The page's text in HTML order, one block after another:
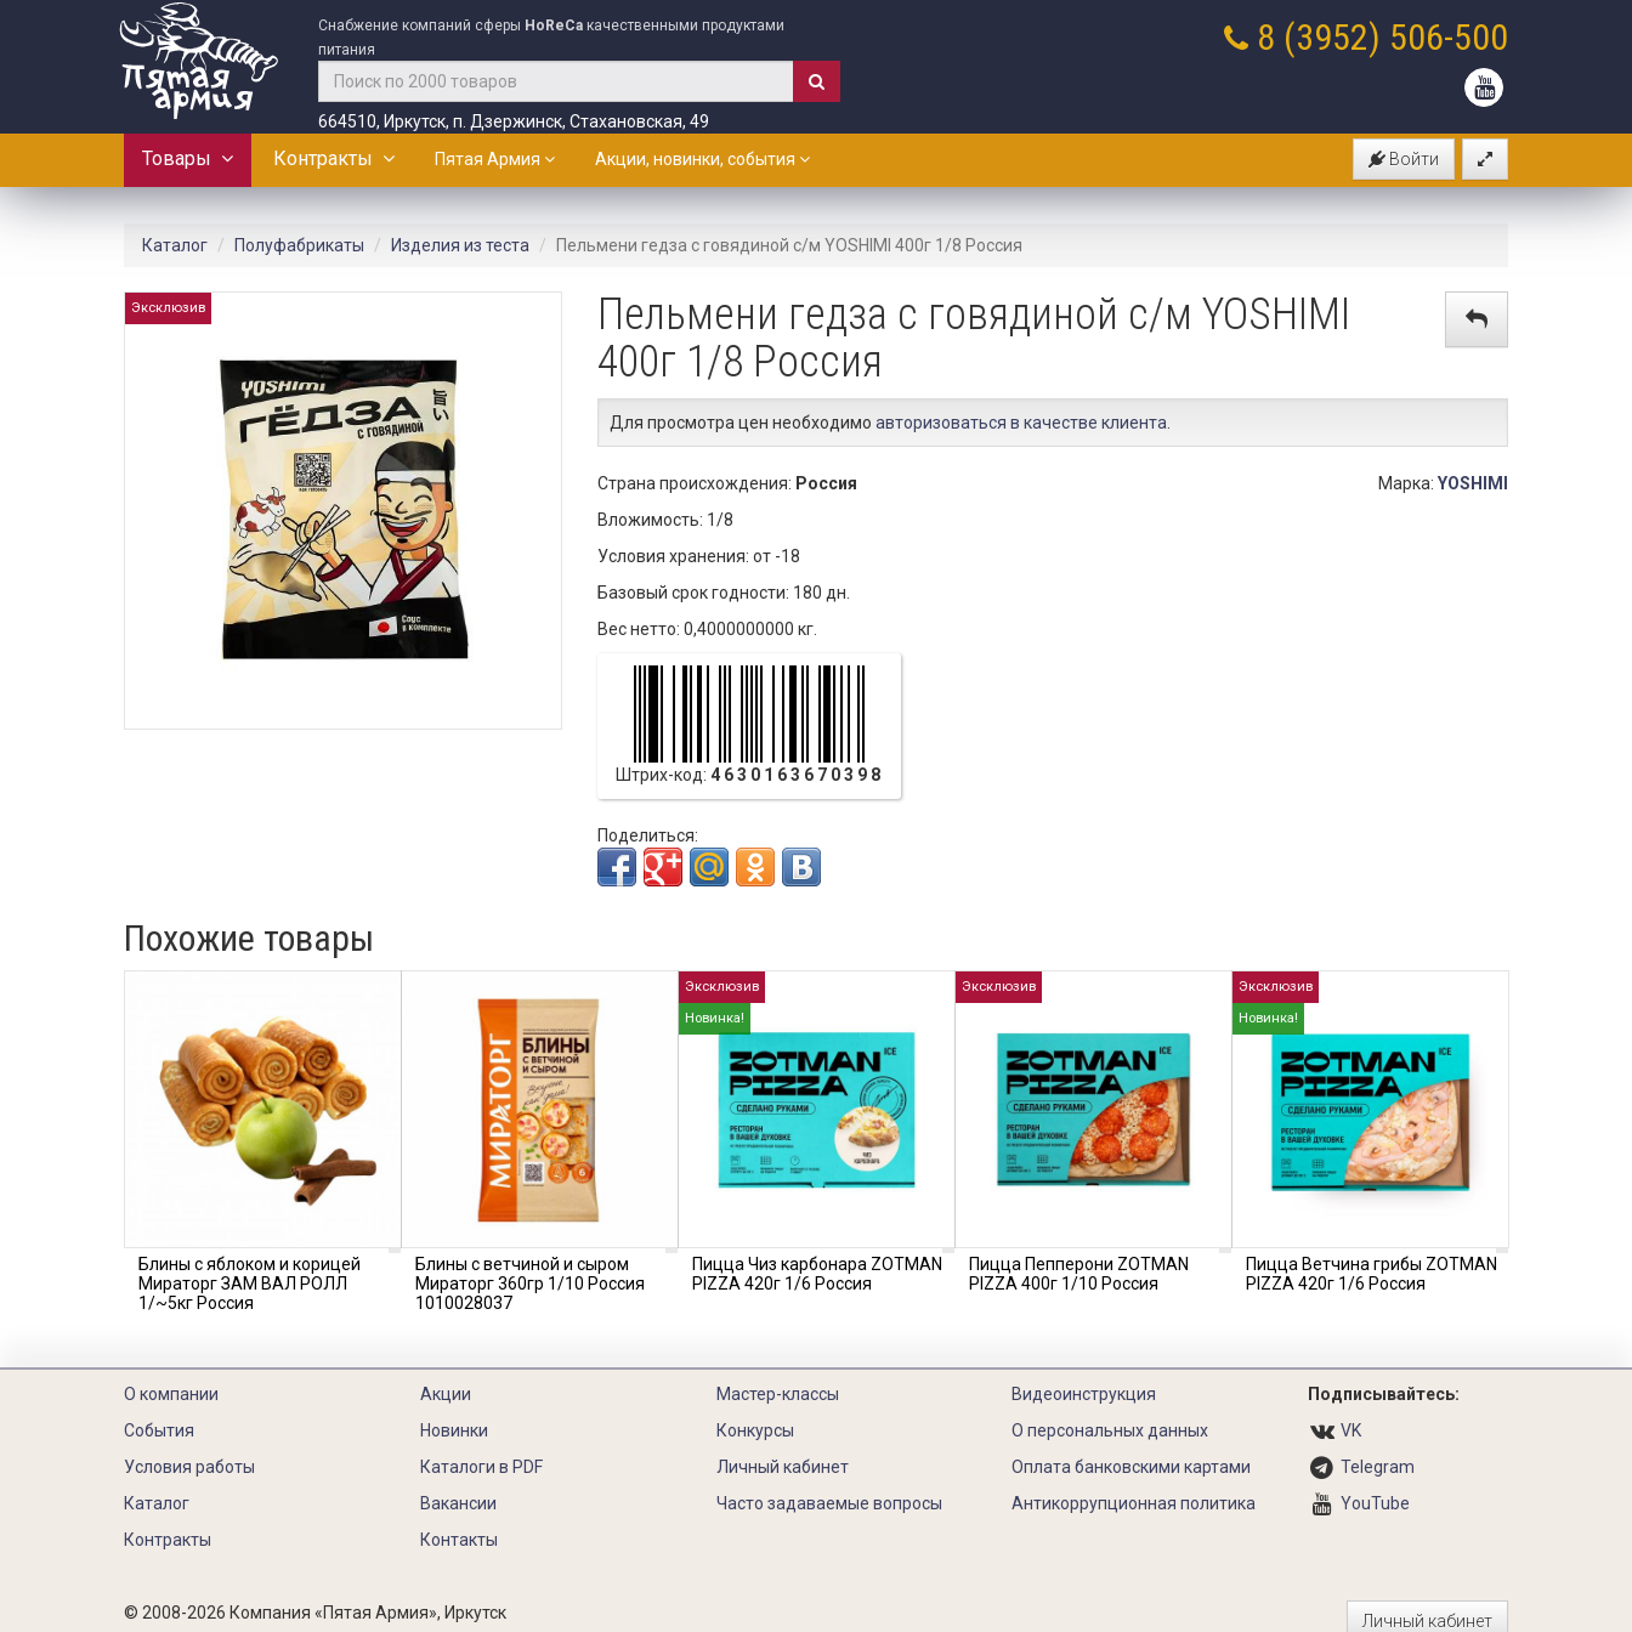
Снабжение компаний сферы HoReCa качественными продуктами
питания
664510, Иркутск, п. Дзержинск, Стахановская, 49
8 (3952) 506-500
Войти
Товары Контракты Пятая Армия Акции, новинки, события
Каталог Полуфабрикаты Изделия из теста Пельмени гедза с говядиной с/м YOSHIMI 400г 1/8 Россия
Эксклюзив
Пельмени гедза с говядиной с/м YOSHIMI
400г 1/8 Россия
Для просмотра цен необходимо авторизоваться в качестве клиента
Страна происхождения: Россия
Вложимость: 1/8
Условия хранения: от -18
Базовый срок годности: 180 дн.
Вес нетто: 0,4000000000 кг.
Марка: YOSHIMI
Штрих-код: 4630163670398
Поделиться:
Похожие товары
Блины с яблоком и корицей
Мираторг ЗАМ ВАЛ РОЛЛ
1/~5кг Россия
Блины с ветчиной и сыром
Мираторг 360гр 1/10 Россия
1010028037
Эксклюзив
Новинка!
Пицца Чиз карбонара ZOTMAN
PIZZA 420г 1/6 Россия
Эксклюзив
Пицца Пепперони ZOTMAN
PIZZA 400г 1/10 Россия
Эксклюзив
Новинка!
Пицца Ветчина грибы ZOTMAN
PIZZA 420г 1/6 Россия
О компании
События
Условия работы
Каталог
Контракты
Акции
Новинки
Каталоги в PDF
Вакансии
Контакты
Мастер-классы
Конкурсы
Личный кабинет
Часто задаваемые вопросы
Видеоинструкция
О персональных данных
Оплата банковскими картами
Антикоррупционная политика
Подписывайтесь:
VK
Telegram
YouTube
© 2008-2026 Компания «Пятая Армия», Иркутск Личный кабинет